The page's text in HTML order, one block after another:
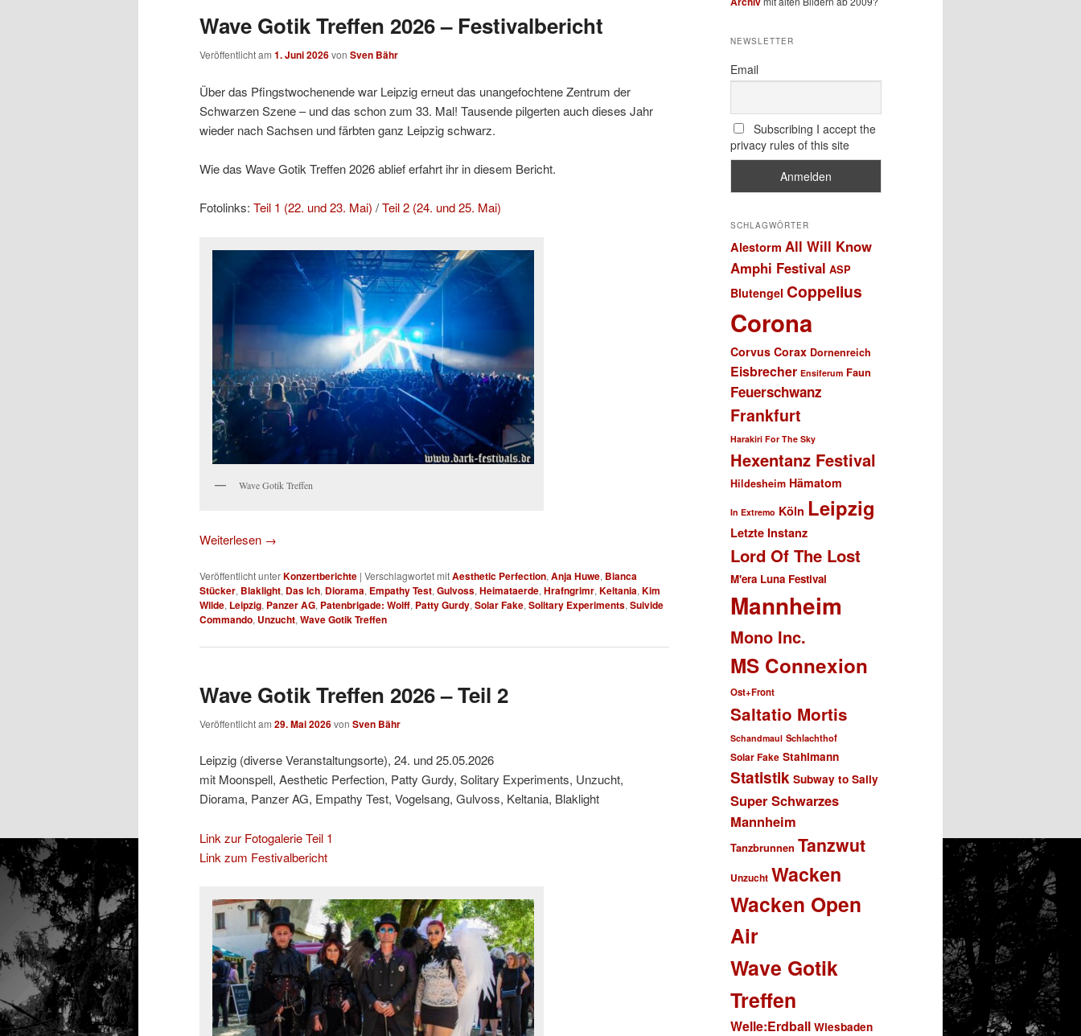
Wave Gotik Treffen 2026 – Festivalbericht
Veröffentlicht am 1. Juni 2026von Sven Bähr
Über das Pfingstwochenende war Leipzig erneut das unangefochtene Zentrum der
Schwarzen Szene – und das schon zum 33. Mal! Tausende pilgerten auch dieses Jahr
wieder nach Sachsen und färbten ganz Leipzig schwarz.
Wie das Wave Gotik Treffen 2026 ablief erfahrt ihr in diesem Bericht.
Fotolinks: Teil 1 (22. und 23. Mai) /Teil 2 (24. und 25. Mai)
Wave Gotik Treffen
Weiterlesen →
Veröffentlicht unterKonzertberichte | Verschlagwortet mitAesthetic Perfection, Anja Huwe, Bianca
Stücker, Blaklight, Das Ich, Diorama, Empathy Test, Gulvoss, Heimataerde, Hrafngrimr, Keltania, Kim
Wilde, Leipzig, Panzer AG, Patenbrigade: Wolff, Patty Gurdy, Solar Fake, Solitary Experiments, Suivide
Commando, Unzucht, Wave Gotik Treffen
Wave Gotik Treffen 2026 – Teil 2
Veröffentlicht am 29. Mai 2026von Sven Bähr
Leipzig (diverse Veranstaltungsorte), 24. und 25.05.2026
mit Moonspell, Aesthetic Perfection, Patty Gurdy, Solitary Experiments, Unzucht,
Diorama, Panzer AG, Empathy Test, Vogelsang, Gulvoss, Keltania, Blaklight
Link zur Fotogalerie Teil 1
Link zum Festivalbericht
NEWSLETTER
Email
Subscribing I accept the
privacy rules of this site
SCHLAGWÖRTER
Alestorm All Will Know
Amphi Festival ASP
Blutengel Coppelius
Corona
Corvus Corax Dornenreich
Eisbrecher Ensiferum Faun
Feuerschwanz
Frankfurt
Harakiri For The Sky
Hexentanz Festival
Hildesheim Hämatom
In Extremo Köln Leipzig
Letzte Instanz
Lord Of The Lost
M'era Luna Festival
Mannheim
Mono Inc.
MS Connexion
Ost+Front
Saltatio Mortis
Schandmaul Schlachthof
Solar Fake Stahlmann
Statistik Subway to Sally
Super Schwarzes
Mannheim
Tanzbrunnen Tanzwut
Unzucht Wacken
Wacken Open
Air
Wave Gotik
Treffen
Welle:Erdball Wiesbaden